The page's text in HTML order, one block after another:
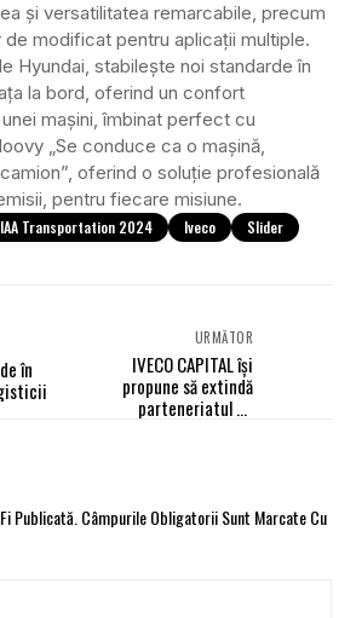
și versatilitatea remarcabile, precum
de modificat pentru aplicații multiple.
Hyundai, stabilește noi standarde în
la bord, oferind un confort
mașini, îmbinat perfect cu
„Se conduce ca o mașină,
oferind o soluție profesională
pentru fiecare misiune.
IAA Transportation 2024 Iveco Slider
în
URMĂTOR
IVECO CAPITAL își
propune să extindă
parteneriatul cu
Publicată. Câmpurile Obligatorii Sunt Marcate Cu